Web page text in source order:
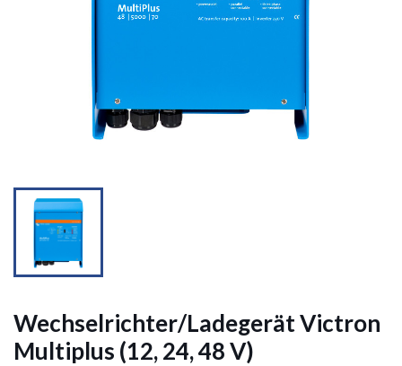
Wechselrichter/Ladegerät Victron
Multiplus (12, 24, 48 V)